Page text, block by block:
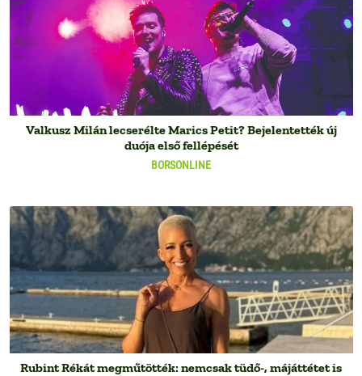
BORSONLINE
Valkusz Milán lecserélte Marics Petit? Bejelentették új
duója első fellépését
Rubint Rékát megműtötték: nemcsak tüdő-, májáttétet is